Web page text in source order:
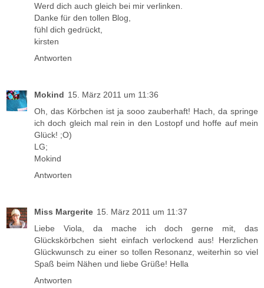
Werd dich auch gleich bei mir verlinken.
Danke für den tollen Blog,
fühl dich gedrückt,
kirsten
Antworten
Mokind 15. März 2011 um 11:36
Oh, das Körbchen ist ja sooo zauberhaft! Hach, da springe
ich doch gleich mal rein in den Lostopf und hoffe auf mein
Glück! ;O)
LG;
Mokind
Antworten
Miss Margerite 15. März 2011 um 11:37
Liebe Viola, da mache ich doch gerne mit, das
Glückskörbchen sieht einfach verlockend aus! Herzlichen
Glückwunsch zu einer so tollen Resonanz, weiterhin so viel
Spaß beim Nähen und liebe Grüße! Hella
Antworten